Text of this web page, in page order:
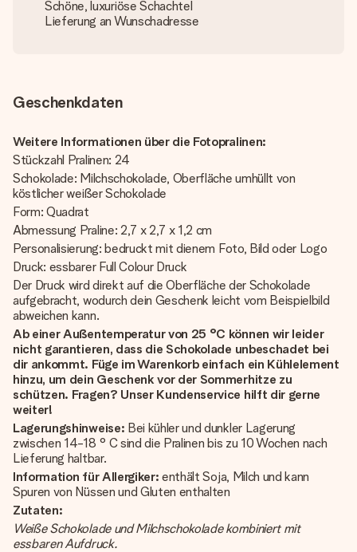
Schöne, luxuriöse Schachtel
Lieferung an Wunschadresse
Geschenkdaten
Weitere Informationen über die Fotopralinen:
Stückzahl Pralinen: 24
Schokolade: Milchschokolade, Oberfläche umhüllt von
köstlicher weißer Schokolade
Form: Quadrat
Abmessung Praline: 2,7 x 2,7 x 1,2 cm
Personalisierung: bedruckt mit dienem Foto, Bild oder Logo
Druck: essbarer Full Colour Druck
Der Druck wird direkt auf die Oberfläche der Schokolade
aufgebracht, wodurch dein Geschenk leicht vom Beispielbild
abweichen kann.
Ab einer Außentemperatur von 25 °C können wir leider
nicht garantieren, dass die Schokolade unbeschadet bei
dir ankommt. Füge im Warenkorb einfach ein Kühlelement
hinzu, um dein Geschenk vor der Sommerhitze zu
schützen. Fragen? Unser Kundenservice hilft dir gerne
weiter!
Lagerungshinweise: Bei kühler und dunkler Lagerung
zwischen 14-18 ° C sind die Pralinen bis zu 10 Wochen nach
Lieferung haltbar.
Information für Allergiker: enthält Soja, Milch und kann
Spuren von Nüssen und Gluten enthalten
Zutaten:
Weiße Schokolade und Milchschokolade kombiniert mit
essbaren Aufdruck.